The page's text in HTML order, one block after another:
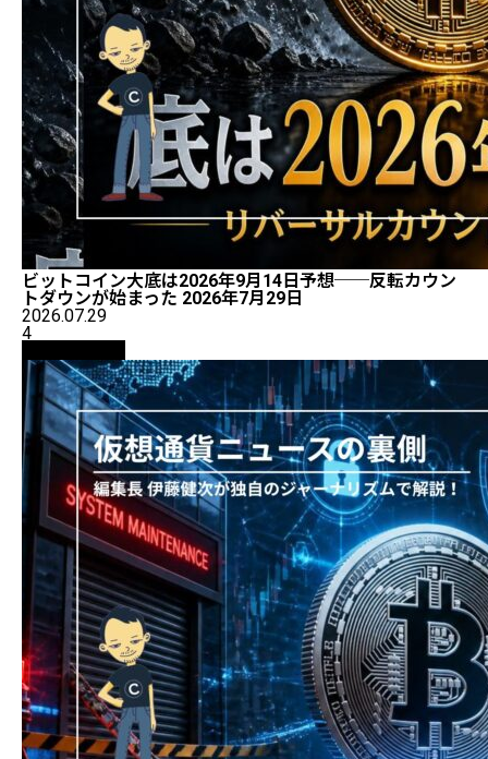
ビットコイン大底は2026年9月14日予想──反転カウン
トダウンが始まった 2026年7月29日
2026.07.29
4